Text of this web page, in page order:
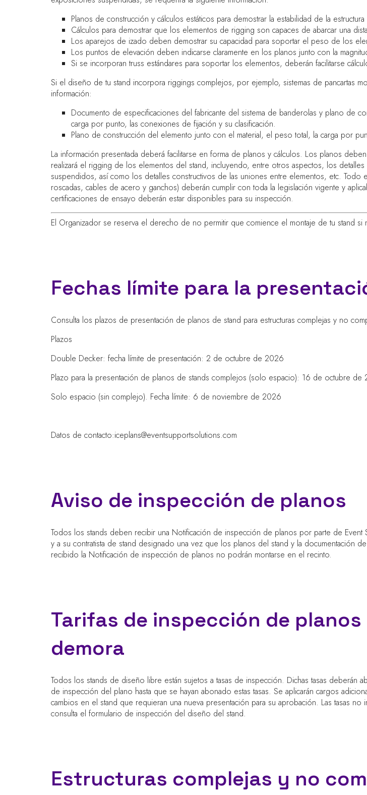
Planos de construcción y cálculos estáticos para demostrar la estabilidad de la
Cálculos para demostrar que los elementos de rigging son capaces de abarcar una
Los aparejos de izado deben demostrar su capacidad para soportar el peso de los
Los puntos de elevación deben indicarse claramente en los planos junto con la
Si se incorporan truss estándares para soportar los elementos, deberán facilitarse
Si el diseño de tu stand incorpora riggings complejos, por ejemplo, sistemas de pancartas
información:
Documento de especificaciones del fabricante del sistema de banderolas y plano de
carga por punto, las conexiones de fijación y su clasificación.
Plano de construcción del elemento junto con el material, el peso total, la carga por
La información presentada deberá facilitarse en forma de planos y cálculos. Los planos
realizará el rigging de los elementos del stand, incluyendo, entre otros aspectos, los
suspendidos, así como los detalles constructivos de las uniones entre elementos, etc.
roscadas, cables de acero y ganchos) deberán cumplir con toda la legislación vigente y
certificaciones de ensayo deberán estar disponibles para su inspección.
El Organizador se reserva el derecho de no permitir que comience el montaje de tu stand
Fechas límite para la
Consulta los plazos de presentación de planos de stand para estructuras complejas y no
Plazos
Double Decker: fecha límite de presentación: 2 de octubre de 2026
Plazo para la presentación de planos de stands complejos (solo espacio): 16 de octubre de
Solo espacio (sin complejo). Fecha límite: 6 de noviembre de 2026
Datos de contacto:iceplans@eventsupportsolutions.com
Aviso de inspección de planos
Todos los stands deben recibir una Notificación de inspección de planos por parte de Event
y a su contratista de stand designado una vez que los planos del stand y la documentación
recibido la Notificación de inspección de planos no podrán montarse en el recinto.
Tarifas de inspección de
demora
Todos los stands de diseño libre están sujetos a tasas de inspección. Dichas tasas deberán
de inspección del plano hasta que se hayan abonado estas tasas. Se aplicarán cargos
cambios en el stand que requieran una nueva presentación para su aprobación. Las tasas
consulta el formulario de inspección del diseño del stand.
Estructuras complejas y no